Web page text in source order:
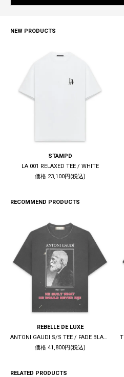
NEW PRODUCTS
STAMPD
LA 001 RELAXED TEE / WHITE
価格 23,100円(税込)
RECOMMEND PRODUCTS
REBELLE DE LUXE
ANTONI GAUDI S/S TEE / FADE BLACK
価格 41,800円(税込)
RELATED PRODUCTS